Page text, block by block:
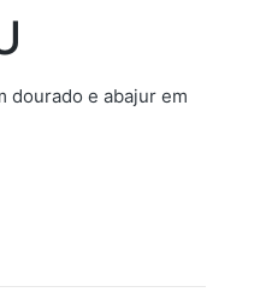
dourado e abajur em